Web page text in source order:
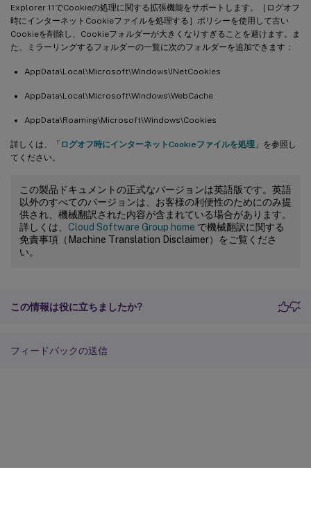
Explorer 11でCookieの処理に関する拡張機能をサポートします。［ログオフ
時にインターネットCookieファイルを処理する］ポリシーを使用して古い
Cookieを削除し、Cookieフォルダーが大きくなりすぎることを避けます。ま
た、ミラーリングするフォルダーの一覧に次のフォルダーを追加できます：
AppData\Local\Microsoft\Windows\INetCookies
AppData\Local\Microsoft\Windows\WebCache
AppData\Roaming\Microsoft\Windows\Cookies
詳しくは、「 ログオフ時にインターネットCookieファイルを処理 」を参照し
てください。
この製品ドキュメントの正式なバージョンは英語版です。英語
以外のすべてのバージョンは、お客様の利便性のためにのみ提
供され、機械翻訳された内容が含まれている場合があります。
詳しくは、 Cloud Software Group home で機械翻訳に関する
免責事項（Machine Translation Disclaimer）をご覧くださ
い。
この情報は役に立ちましたか?
フィードバックの送信